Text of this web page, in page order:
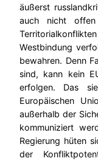
äußerst
auch nicht offen
Westbindung
bewahren. Denn
sind, kann kein
erfolgen. Das
Europäischen
außerhalb der
kommuniziert
Regierung hüten
der